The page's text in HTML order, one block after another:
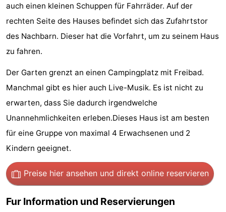
Minigolfplätze
Wellness-
Zentren
Dörfer
Städte
Führungen
Sport
-
Schwimmbader
-
Radfahren
-
Wandern
-
auch einen kleinen Schuppen für Fahrräder. Auf der
rechten Seite des Hauses befindet sich das Zufahrtstor
des Nachbarn. Dieser hat die Vorfahrt, um zu seinem Haus
zu fahren.
Der Garten grenzt an einen Campingplatz mit Freibad.
Manchmal gibt es hier auch Live-Musik. Es ist nicht zu
erwarten, dass Sie dadurch irgendwelche
Unannehmlichkeiten erleben.Dieses Haus ist am besten
für eine Gruppe von maximal 4 Erwachsenen und 2
Kindern geeignet.
Preise hier ansehen und direkt online reservieren
Fur Information und Reservierungen